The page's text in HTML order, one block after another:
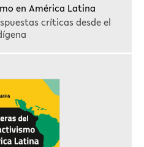
en América Latina
críticas desde el